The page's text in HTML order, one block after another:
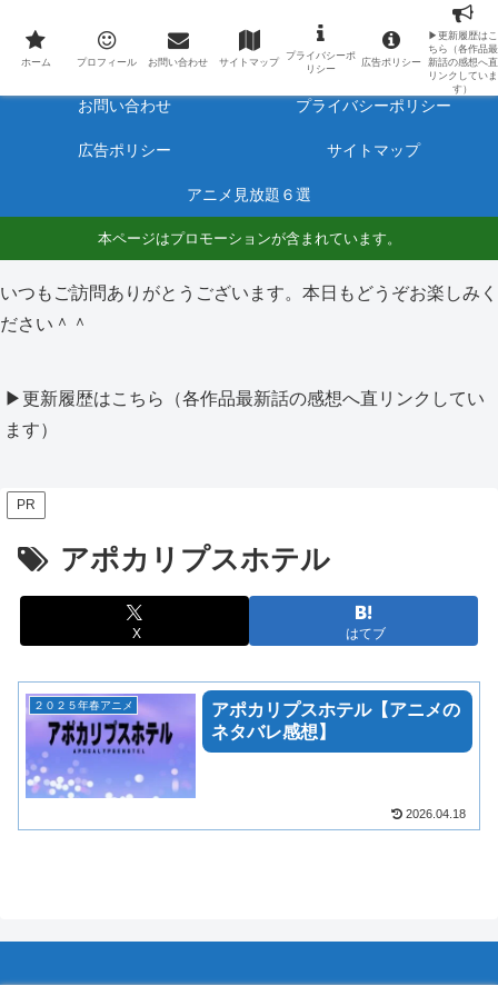
最新アニメのあらすじと感想をネタバレ有りで毎日更新しています。
ホーム プロフィール
お問い合わせ プライバシーポリシー
広告ポリシー サイトマップ
アニメ見放題６選
本ページはプロモーションが含まれています。
いつもご訪問ありがとうございます。本日もどうぞお楽しみく
ださい＾＾
▶更新履歴はこちら（各作品最新話の感想へ直リンクしてい
ます）
PR
アポカリプスホテル
X はてブ
２０２５年春アニメ
アポカリプスホテル【アニメの
ネタバレ感想】
2026.04.18
ホーム プロフィール お問い合わせ サイトマップ
プライバシーポ
リシー
広告ポリシー
▶更新履歴はこ
ちら（各作品最
新話の感想へ直
リンクしていま
す）